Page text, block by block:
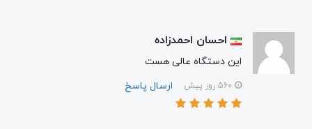
احسان احمدزاده
این دستگاه عالی هست
ارسال پاسخ